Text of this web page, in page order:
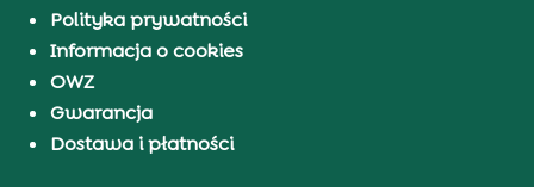
Polityka prywatności
Informacja o cookies
OWZ
Gwarancja
Dostawa i płatności